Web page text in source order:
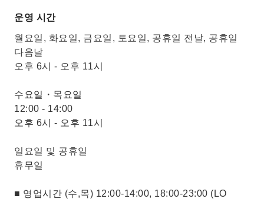
운영 시간
월요일, 화요일, 금요일, 토요일, 공휴일 전날, 공휴일
다음날
오후 6시 - 오후 11시
수요일・목요일
12:00 - 14:00
오후 6시 - 오후 11시
일요일 및 공휴일
휴무일
■ 영업시간 (수,목) 12:00-14:00, 18:00-23:00 (LO